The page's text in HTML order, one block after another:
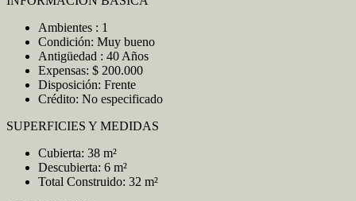
Ambientes : 1
Condición: Muy bueno
Antigüedad : 40 Años
Expensas: $ 200.000
Disposición: Frente
Crédito: No especificado
SUPERFICIES Y MEDIDAS
Cubierta: 38 m²
Descubierta: 6 m²
Total Construido: 32 m²